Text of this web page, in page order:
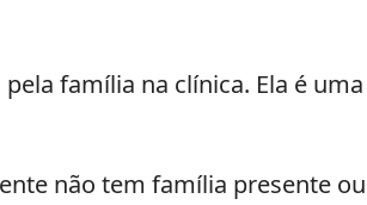
família na clínica. Ela é
não tem família presente